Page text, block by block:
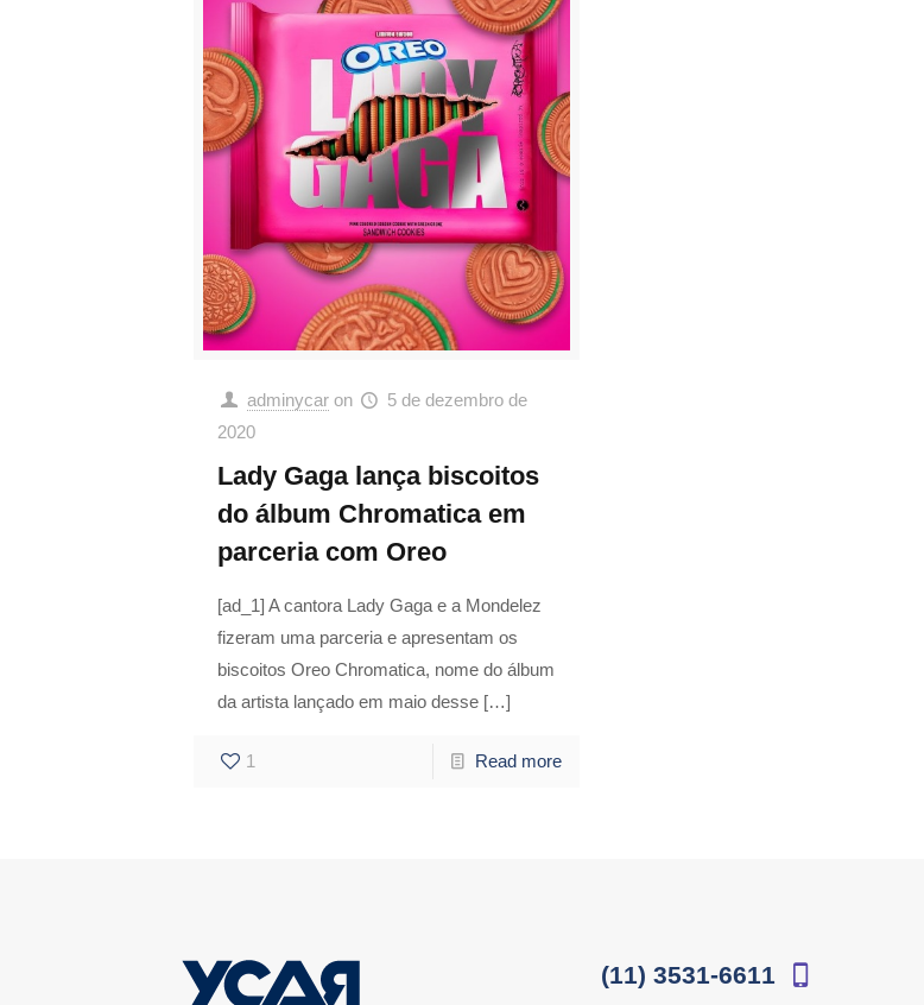
adminycar on
5 de dezembro de
2020
Lady Gaga lança biscoitos
do álbum Chromatica em
parceria com Oreo
[ad_1] A cantora Lady Gaga e a Mondelez
fizeram uma parceria e apresentam os
biscoitos Oreo Chromatica, nome do álbum
da artista lançado em maio desse[…]
1 Read more
(11) 3531-6611